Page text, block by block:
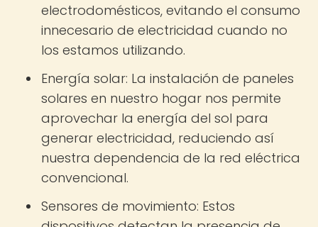
electrodomésticos, evitando el consumo
innecesario de electricidad cuando no
los estamos utilizando.
Energía solar: La instalación de paneles
solares en nuestro hogar nos permite
aprovechar la energía del sol para
generar electricidad, reduciendo así
nuestra dependencia de la red eléctrica
convencional.
Sensores de movimiento: Estos